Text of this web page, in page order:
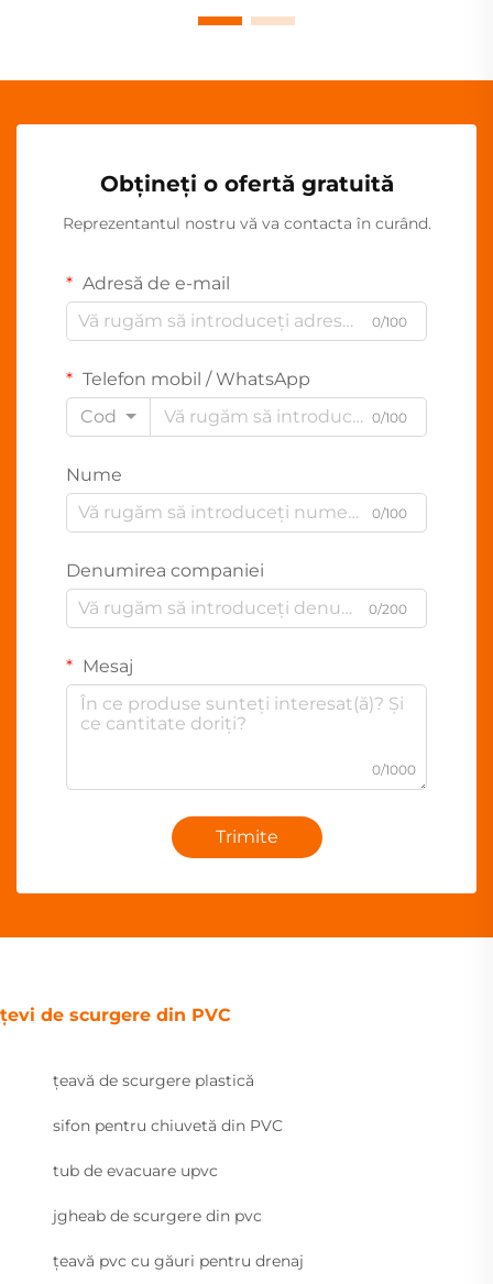
Obțineți o ofertă gratuită
Reprezentantul nostru vă va contacta în curând.
Adresă de e-mail
0/100
Telefon mobil / WhatsApp
Cod
0/100
Nume
0/100
Denumirea companiei
0/200
Mesaj
0/1000
Trimite
țevi de scurgere din PVC
țeavă de scurgere plastică
sifon pentru chiuvetă din PVC
tub de evacuare upvc
jgheab de scurgere din pvc
țeavă pvc cu găuri pentru drenaj